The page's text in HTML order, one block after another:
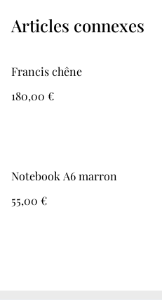
Articles connexes
Francis chêne
180,00 €
Notebook A6 marron
55,00 €